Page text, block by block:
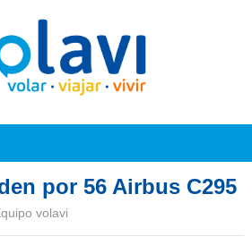
por 56 Airbus C295
volavi